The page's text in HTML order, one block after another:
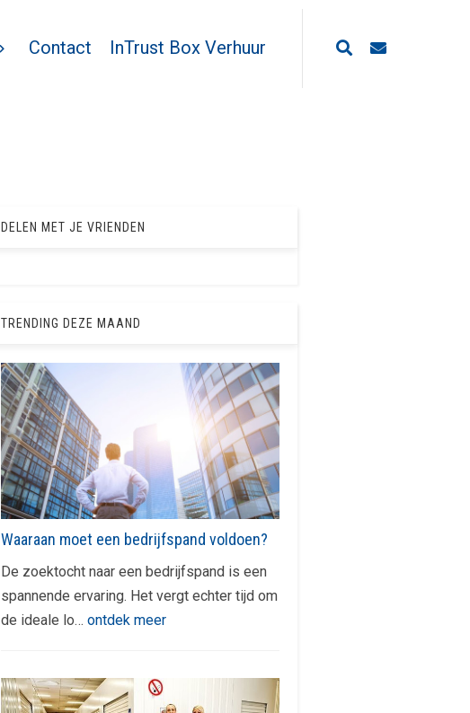
Contact InTrust Box Verhuur
DELEN MET JE VRIENDEN
TRENDING DEZE MAAND
Waaraan moet een bedrijfspand voldoen?
De zoektocht naar een bedrijfspand is een
spannende ervaring. Het vergt echter tijd om
de ideale lo… ontdek meer